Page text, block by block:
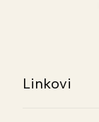
Linkovi